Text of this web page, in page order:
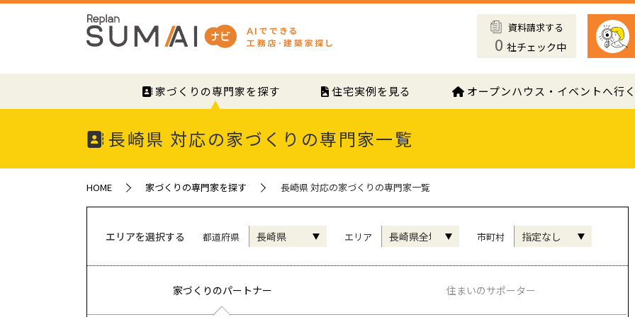
資料請求する
0 社チェック中
家づくりの専門家を探す 住宅実例を見る オープンハウス・イベントへ行
長崎県 対応の家づくりの専門家一覧
HOME 家づくりの専門家を探す 長崎県 対応の家づくりの専門家一覧
エリアを選択する 都道府県 エリア 市町村
家づくりのパートナー 住まいのサポーター